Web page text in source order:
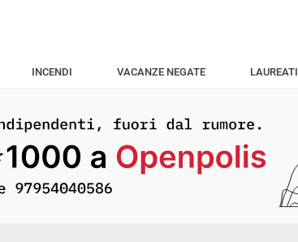
INCENDI VACANZE NEGATE LAUREATI